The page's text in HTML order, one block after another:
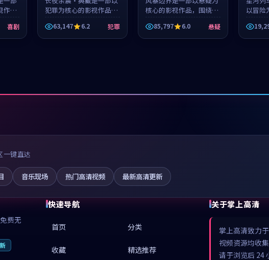
作
与人
奏紧
喜剧
犯罪为核心的影视作品，
围绕危机、反转与人物成
长展开，整体节奏紧凑，
值得推荐观看。
63,147 6.2 犯罪
核心的影视作品，围绕危
机、反转与人物成长展
开，整体节奏紧凑，值得
推荐观看。
85,797 6.0 悬疑
以冒险
品，围
物成长
凑，值
键直达
音乐现场 热门高清视频 最新高清更新
费无
快速导航
首页 分类
收藏 精选推荐
关于掌上高清
掌上高清致力
视频资源均收
请于浏览后 24